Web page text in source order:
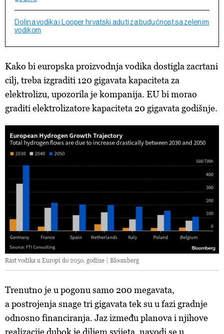
Dolina vodika i Looper hrvatski aduti za budućnost sa zelenim
vodikom
Kako bi europska proizvodnja vodika dostigla zacrtani
cilj, treba izgraditi 120 gigavata kapaciteta za
elektrolizu, upozorila je kompanija. EU bi morao
graditi elektrolizatore kapaciteta 20 gigavata godišnje.
Rast vodika u Europi do 2050. godine | Bloomberg
Trenutno je u pogonu samo 200 megavata,
a postrojenja snage tri gigavata tek su u fazi gradnje
odnosno financiranja. Jaz između planova i njihove
realizacije dubok je diljem svijeta, navodi se u